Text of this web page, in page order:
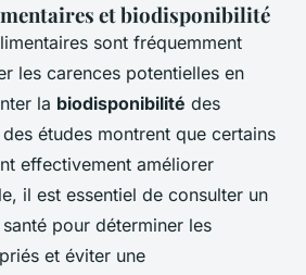
et biodisponibilité
sont fréquemment
les carences potentielles en
la biodisponibilité des
études montrent que certains
effectivement améliorer
il est essentiel de consulter un
pour déterminer les
et éviter une